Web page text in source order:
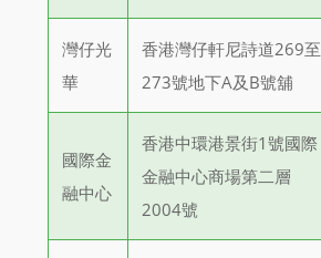
灣仔光
華
香港灣仔軒尼詩道269至
273號地下A及B號舖
國際金
融中心
香港中環港景街1號國際
金融中心商場第二層
2004號